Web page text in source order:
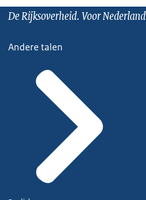
De Rijksoverheid. Voor Nederland
Andere talen